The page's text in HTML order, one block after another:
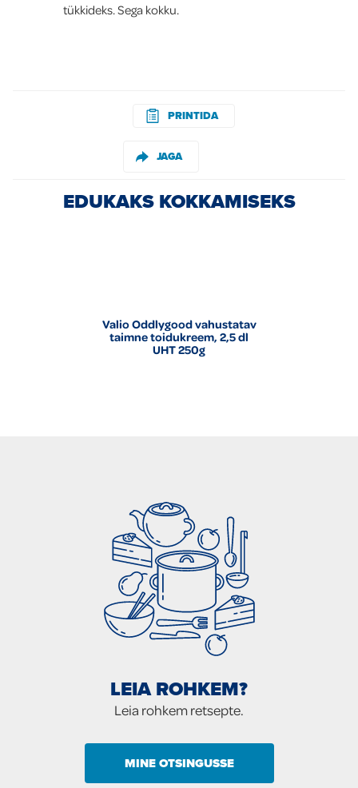
tükkideks. Sega kokku.
PRINTIDA
JAGA
EDUKAKS KOKKAMISEKS
Valio Oddlygood vahustatav
taimne toidukreem, 2,5 dl
UHT 250g
LEIA ROHKEM?
Leia rohkem retsepte.
MINE OTSINGUSSE